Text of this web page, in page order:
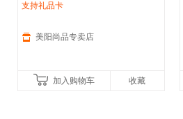
锈钢1.7升大容量自动断电防烫
支持礼品卡
美阳尚品专卖店
加入购物车 收藏